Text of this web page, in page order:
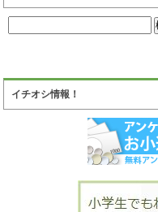
イチオシ情報！